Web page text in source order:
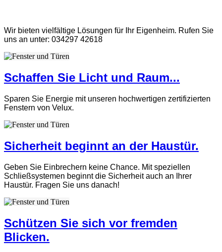
Wir bieten vielfältige Lösungen für Ihr Eigenheim. Rufen Sie
uns an unter: 034297 42618
Schaffen Sie Licht und Raum...
Sparen Sie Energie mit unseren hochwertigen zertifizierten
Fenstern von Velux.
Sicherheit beginnt an der Haustür.
Geben Sie Einbrechern keine Chance. Mit speziellen
Schließsystemen beginnt die Sicherheit auch an Ihrer
Haustür. Fragen Sie uns danach!
Schützen Sie sich vor fremden
Blicken.